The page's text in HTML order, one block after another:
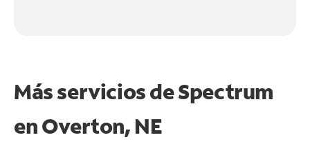
Más servicios de Spectrum
enOverton, NE